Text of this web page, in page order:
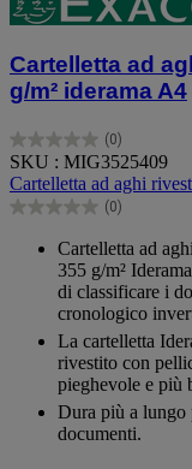
Cartelletta ad
g/m² iderama A4
(0)
0.0
su
5
stelle.
SKU : MIG3525409
Cartelletta ad aghi
(0)
0.0
Cartelletta ad
355 g/m²
di classificare i
cronologico
La cartelletta
rivestito con
pieghevole e più
Dura più a lungo
documenti.